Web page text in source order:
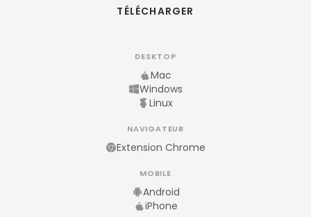
TÉLÉCHARGER
DESKTOP
Mac
Windows
Linux
NAVIGATEUR
Extension Chrome
MOBILE
Android
iPhone